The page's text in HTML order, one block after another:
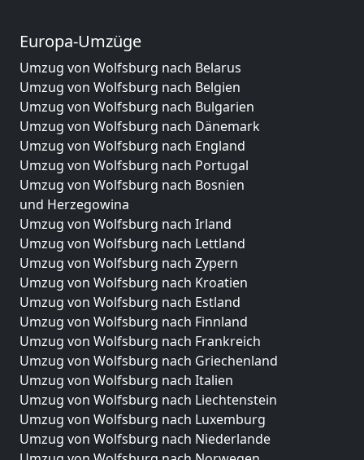
Europa-Umzüge
Umzug von Wolfsburg nach Belarus
Umzug von Wolfsburg nach Belgien
Umzug von Wolfsburg nach Bulgarien
Umzug von Wolfsburg nach Dänemark
Umzug von Wolfsburg nach England
Umzug von Wolfsburg nach Portugal
Umzug von Wolfsburg nach Bosnien
und Herzegowina
Umzug von Wolfsburg nach Irland
Umzug von Wolfsburg nach Lettland
Umzug von Wolfsburg nach Zypern
Umzug von Wolfsburg nach Kroatien
Umzug von Wolfsburg nach Estland
Umzug von Wolfsburg nach Finnland
Umzug von Wolfsburg nach Frankreich
Umzug von Wolfsburg nach Griechenland
Umzug von Wolfsburg nach Italien
Umzug von Wolfsburg nach Liechtenstein
Umzug von Wolfsburg nach Luxemburg
Umzug von Wolfsburg nach Niederlande